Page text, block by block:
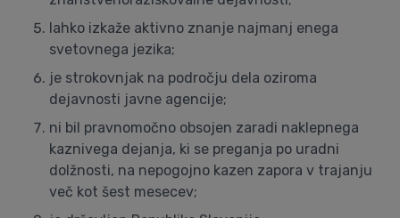
lahko izkaže aktivno znanje najmanj enega
svetovnega jezika;
je strokovnjak na področju dela oziroma
dejavnosti javne agencije;
ni bil pravnomočno obsojen zaradi naklepnega
kaznivega dejanja, ki se preganja po uradni
dolžnosti, na nepogojno kazen zapora v trajanju
več kot šest mesecev;